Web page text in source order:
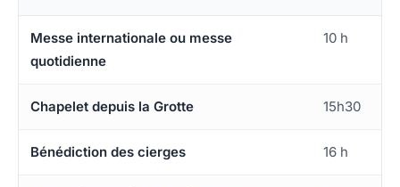
Messe internationale ou messe
quotidienne
10 h
Chapelet depuis la Grotte 15h30
Bénédiction des cierges 16 h